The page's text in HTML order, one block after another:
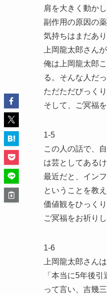
肩を大きく動か
副作用の原因の
気持ちはまだあり
上岡龍太郎さん
俺は上岡龍太郎
る。そんな人だ
ただただびっくり
そして、ご冥福
1-5
この人の話で、
は芸としてある
最近だと、イン
ということを教
価値観をひっく
ご冥福をお祈りし
1-6
上岡龍太郎さん
「本当に5年後
って言い、吉幾